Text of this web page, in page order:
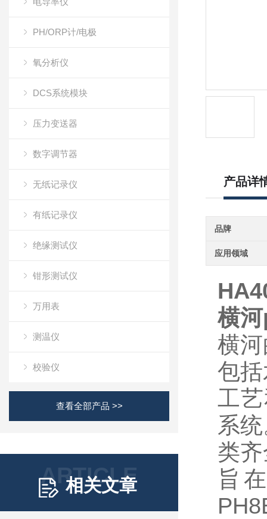
PH/ORP计/电极
氧分析仪
DCS系统模块
压力变送器
数字调节器
无纸记录仪
有纸记录仪
绝缘测试仪
钳形测试仪
万用表
测温仪
校验仪
查看全部产品 >>
ARTICLE
相关文章
产品详
品牌
应用领域
横
横
包
工
系
类
旨